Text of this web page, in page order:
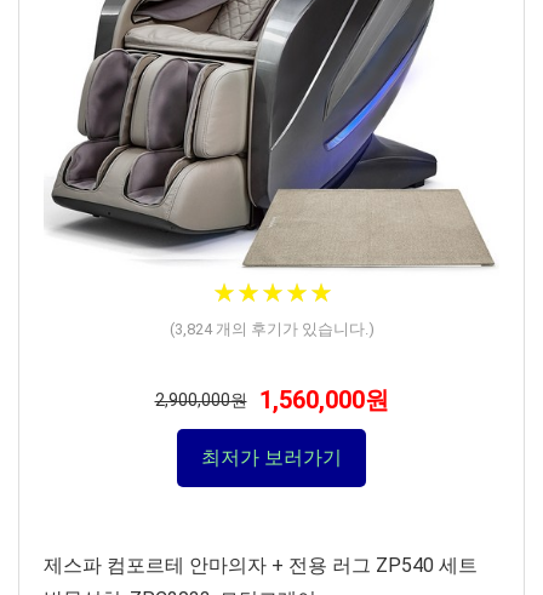
★★★★★
★★★★★
(3,824개의 후기가 있습니다.)
2,900,000원 1,560,000원
최저가 보러가기
제스파 컴포르테 안마의자 + 전용 러그 ZP540 세트